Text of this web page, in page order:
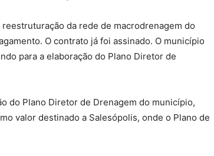
da rede de macrodrenagem do
O contrato já foi assinado. O município
para a elaboração do Plano Diretor de
do Plano Diretor de Drenagem do município,
valor destinado a Salesópolis, onde o Plano de